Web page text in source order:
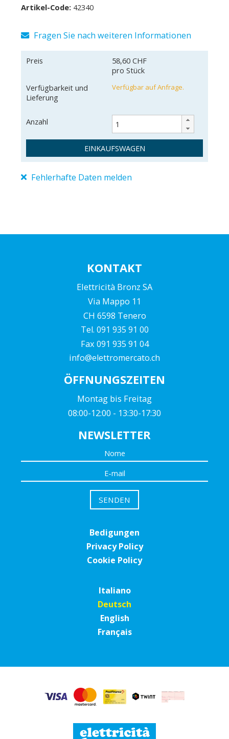
Artikel-Code: 42340
Fragen Sie nach weiteren Informationen
Preis
58,60 CHF
pro Stück
Verfügbarkeit und
Lieferung
Verfügbar auf Anfrage.
Anzahl
EINKAUFSWAGEN
Fehlerhafte Daten melden
KONTAKT
Elettricità Bronz SA
Via Mappo 11
CH 6598 Tenero
Tel. 091 935 91 00
Fax 091 935 91 04
info@elettromercato.ch
ÖFFNUNGSZEITEN
Montag bis Freitag
08:00-12:00 - 13:30-17:30
NEWSLETTER
Bedigungen
Privacy Policy
Cookie Policy
Italiano
Deutsch
English
Français